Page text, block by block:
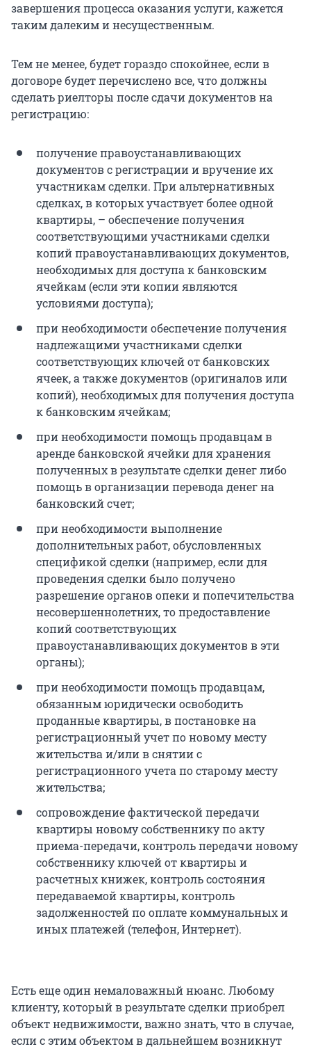
завершения процесса оказания услуги, кажется
таким далеким и несущественным.
Тем не менее, будет гораздо спокойнее, если в
договоре будет перечислено все, что должны
сделать риелторы после сдачи документов на
регистрацию:
получение правоустанавливающих
документов с регистрации и вручение их
участникам сделки. При альтернативных
сделках, в которых участвует более одной
квартиры, – обеспечение получения
соответствующими участниками сделки
копий правоустанавливающих документов,
необходимых для доступа к банковским
ячейкам (если эти копии являются
условиями доступа);
при необходимости обеспечение получения
надлежащими участниками сделки
соответствующих ключей от банковских
ячеек, а также документов (оригиналов или
копий), необходимых для получения доступа
к банковским ячейкам;
при необходимости помощь продавцам в
аренде банковской ячейки для хранения
полученных в результате сделки денег либо
помощь в организации перевода денег на
банковский счет;
при необходимости выполнение
дополнительных работ, обусловленных
спецификой сделки (например, если для
проведения сделки было получено
разрешение органов опеки и попечительства
несовершеннолетних, то предоставление
копий соответствующих
правоустанавливающих документов в эти
органы);
при необходимости помощь продавцам,
обязанным юридически освободить
проданные квартиры, в постановке на
регистрационный учет по новому месту
жительства и/или в снятии с
регистрационного учета по старому месту
жительства;
сопровождение фактической передачи
квартиры новому собственнику по акту
приема-передачи, контроль передачи новому
собственнику ключей от квартиры и
расчетных книжек, контроль состояния
передаваемой квартиры, контроль
задолженностей по оплате коммунальных и
иных платежей (телефон, Интернет).
Есть еще один немаловажный нюанс. Любому
клиенту, который в результате сделки приобрел
объект недвижимости, важно знать, что в случае,
если с этим объектом в дальнейшем возникнут